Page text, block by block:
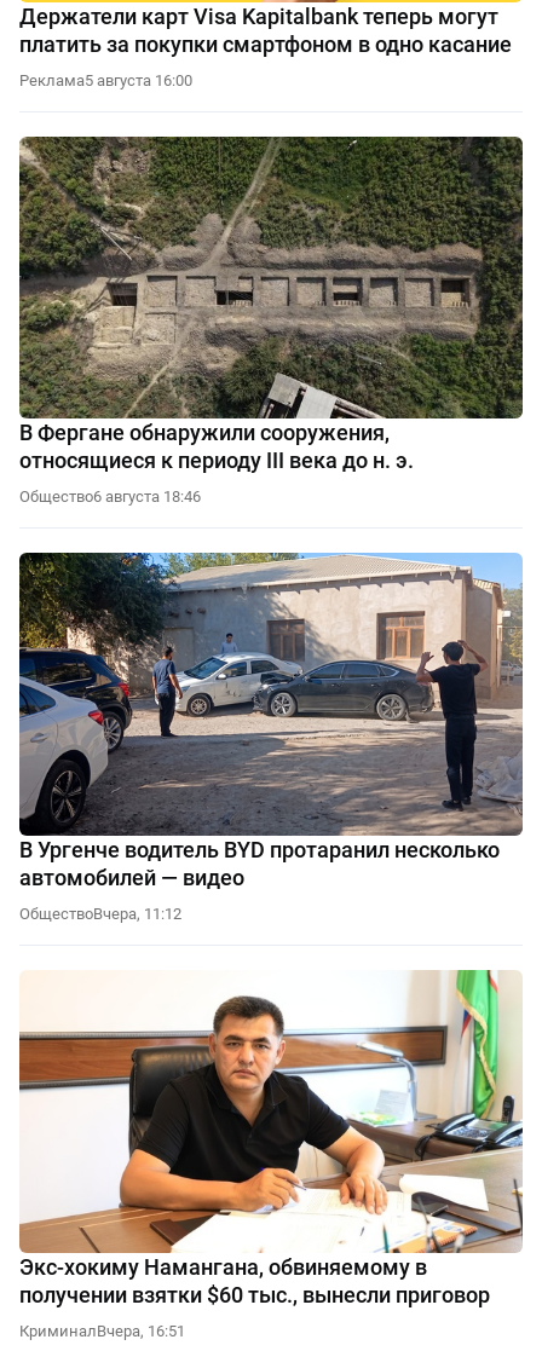
Держатели карт Visa Kapitalbank теперь могут
платить за покупки смартфоном в одно касание
Реклама5 августа 16:00
В Фергане обнаружили сооружения,
относящиеся к периоду III века до н. э.
Общество6 августа 18:46
В Ургенче водитель BYD протаранил несколько
автомобилей — видео
ОбществоВчера, 11:12
Экс-хокиму Намангана, обвиняемому в
получении взятки $60 тыс., вынесли приговор
КриминалВчера, 16:51